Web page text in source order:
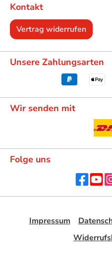
Kontakt
Vertrag widerrufen
Unsere Zahlungsarten
Wir senden mit
Folge uns
Impressum